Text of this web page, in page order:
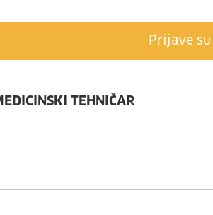
Prijave
TEHNIČAR